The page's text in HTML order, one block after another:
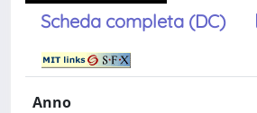
Scheda completa (DC)
Anno